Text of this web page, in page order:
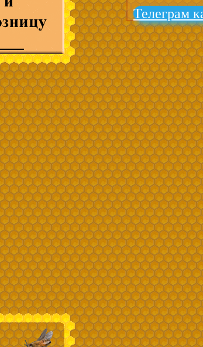
Телеграм